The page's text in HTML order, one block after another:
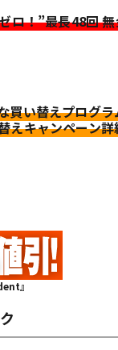
ロ！”最長48回
買い替えプログラ
えキャンペーン
』